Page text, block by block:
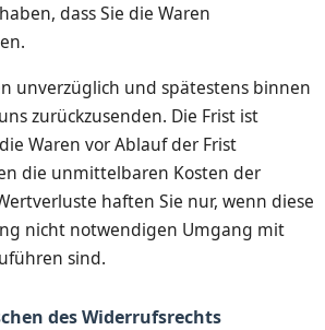
dass Sie die Waren
unverzüglich und spätestens binnen
zurückzusenden. Die Frist ist
Waren vor Ablauf der Frist
die unmittelbaren Kosten der
haften Sie nur, wenn diese
nicht notwendigen Umgang mit
sind.
des Widerrufsrechts